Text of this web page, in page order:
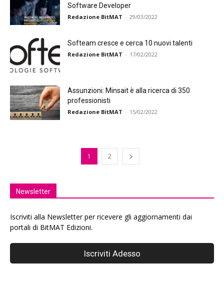
Software Developer
Redazione BitMAT - 29/03/2022
Softeam cresce e cerca 10 nuovi talenti
Redazione BitMAT - 17/02/2022
Assunzioni: Minsait è alla ricerca di 350
professionisti
Redazione BitMAT - 15/02/2022
1 2
Newsletter
Iscriviti alla Newsletter per ricevere gli aggiornamenti dai
portali di BitMAT Edizioni.